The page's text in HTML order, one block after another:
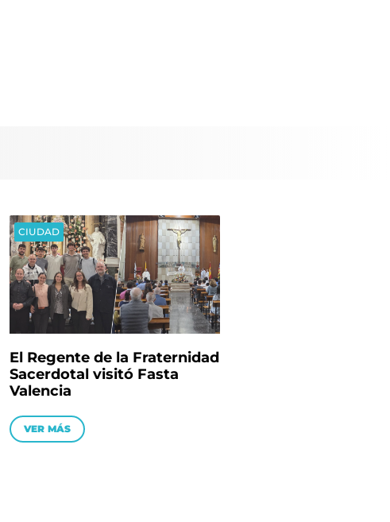
CIUDAD
El Regente de la Fraternidad
Sacerdotal visitó Fasta
Valencia
VER MÁS